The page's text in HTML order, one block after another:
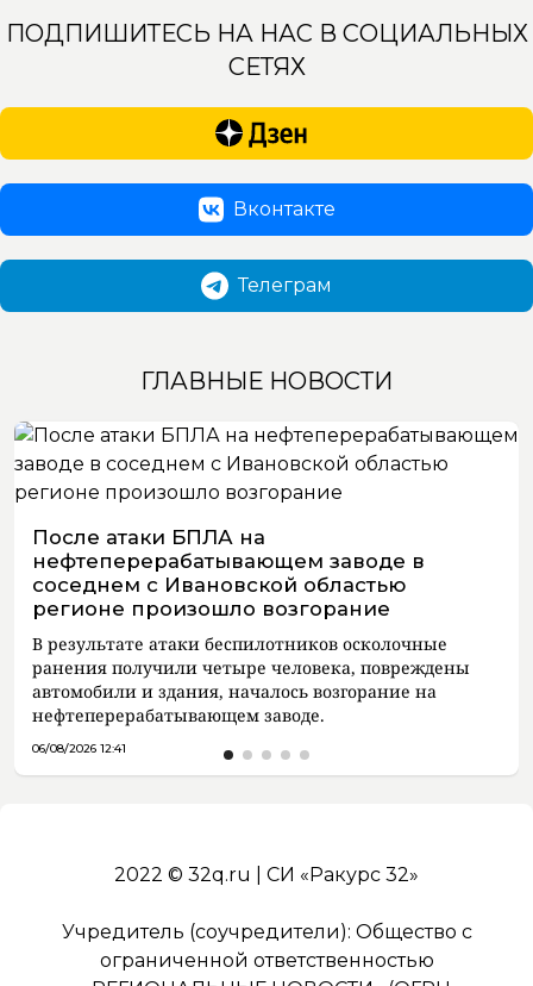
ПОДПИШИТЕСЬ НА НАС В СОЦИАЛЬНЫХ
СЕТЯХ
Вконтакте
Телеграм
ГЛАВНЫЕ НОВОСТИ
После атаки БПЛА на
нефтеперерабатывающем заводе в
соседнем с Ивановской областью
регионе произошло возгорание
В результате атаки беспилотников осколочные
ранения получили четыре человека, повреждены
автомобили и здания, началось возгорание на
нефтеперерабатывающем заводе.
06/08/2026 12:41
2022 © 32q.ru | СИ «Ракурс 32»
Учредитель (соучредители): Общество с
ограниченной ответственностью